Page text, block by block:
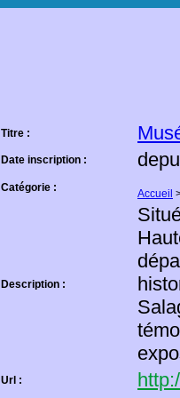
Titre :
Date inscription :
Catégorie : Accueil
Description :
Url :